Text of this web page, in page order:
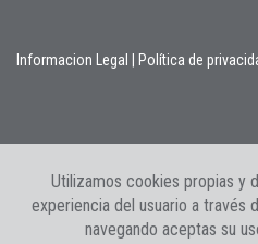
Informacion Legal Política de
Utilizamos cookies propias y
experiencia del usuario a través
navegando aceptas su